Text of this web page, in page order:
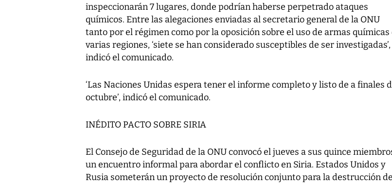
inspeccionarán 7 lugares, donde podrían haberse perpetrado ataques
químicos. Entre las alegaciones enviadas al secretario general de la ONU
tanto por el régimen como por la oposición sobre el uso de armas químicas
varias regiones, ‘siete se han considerado susceptibles de ser investigadas’,
indicó el comunicado.
‘Las Naciones Unidas espera tener el informe completo y listo de a finales
octubre’, indicó el comunicado.
INÉDITO PACTO SOBRE SIRIA
El Consejo de Seguridad de la ONU convocó el jueves a sus quince
un encuentro informal para abordar el conflicto en Siria. Estados Unidos y
Rusia someterán un proyecto de resolución conjunto para la destrucción de